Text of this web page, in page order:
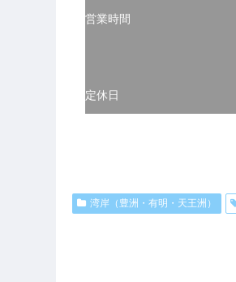
営業時間
定休日
湾岸（豊洲・有明・天王洲）